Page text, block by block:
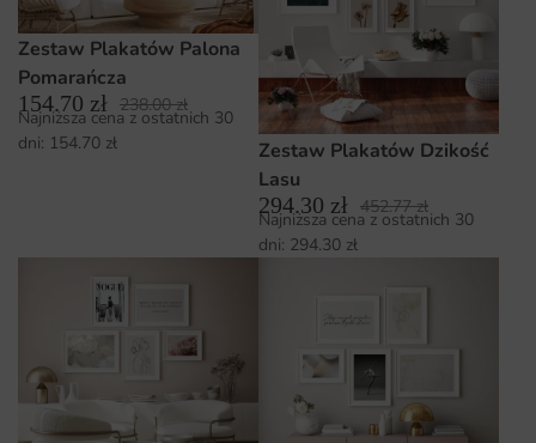
Zestaw Plakatów Palona
Pomarańcza
154.70 zł 238.00zł
Najniższa cena z ostatnich 30
dni: 154.70 zł
Zestaw Plakatów Dzikość
Lasu
294.30 zł 452.77zł
Najniższa cena z ostatnich 30
dni: 294.30 zł